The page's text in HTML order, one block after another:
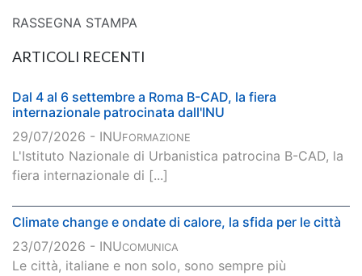
RASSEGNA STAMPA
ARTICOLI RECENTI
Dal 4 al 6 settembre a Roma B-CAD, la fiera
internazionale patrocinata dall'INU
29/07/2026 - INUFORMAZIONE
L'Istituto Nazionale di Urbanistica patrocina B-CAD, la
fiera internazionale di [...]
Climate change e ondate di calore, la sfida per le città
23/07/2026 - INUCOMUNICA
Le città, italiane e non solo, sono sempre più